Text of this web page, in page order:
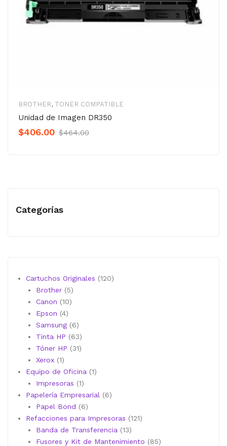
BROTHER, TONER COMPATIBLE
Unidad de Imagen DR350
$464.00Original
$406.00
Current
Categorías
Cartuchos Originales 120120
Brother 55
productos
Canon 1010
Epson 44
productos
Samsung 66
productos
Tinta HP 6363
productos
Tóner HP 3131
Xerox 11
producto
Equipo de Oficina 11
Impresoras 11
producto
Papelería Empresarial 66
Papel Bond 66
productos
Refacciones para Impresoras 121121
Banda de Transferencia 1313
productos
Fusores y Kit de Mantenimiento 8585